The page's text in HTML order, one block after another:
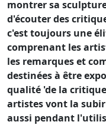
montrer sa
d'écouter des
c'est toujours une
comprenant les
les remarques et
destinées à être
qualité 'de la
artistes vont la
aussi pendant